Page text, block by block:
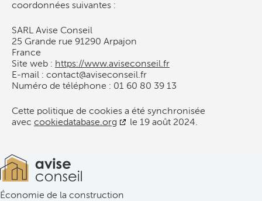
coordonnées suivantes :
SARL Avise Conseil
25 Grande rue 91290 Arpajon
France
Site web : https://www.aviseconseil.fr
E-mail : contact@aviseconseil.fr
Numéro de téléphone : 01 60 80 39 13
Cette politique de cookies a été synchronisée
avec cookiedatabase.org le 19 août 2024.
Économie de la construction